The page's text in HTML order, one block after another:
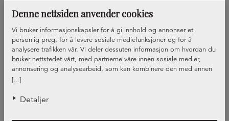
Denne nettsiden anvender cookies
[...]
Vi bruker informasjonskapsler for å gi innhold og annonser et
personlig preg, for å levere sosiale mediefunksjoner og for å
analysere trafikken vår. Vi deler dessuten informasjon om hvordan du
bruker nettstedet vårt, med partnerne våre innen sosiale medier,
annonsering og analysearbeid, som kan kombinere den med annen
informasjon du har gjort tilgjengelig for dem, eller som de har samlet
Detaljer